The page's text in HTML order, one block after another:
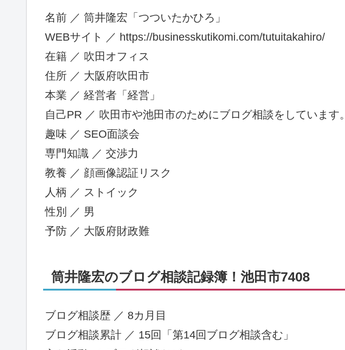
名前 ／ 筒井隆宏「つついたかひろ」
WEBサイト ／ https://businesskutikomi.com/tutuitakahiro/
在籍 ／ 吹田オフィス
住所 ／ 大阪府吹田市
本業 ／ 経営者「経営」
自己PR ／ 吹田市や池田市のためにブログ相談をしています。
趣味 ／ SEO面談会
専門知識 ／ 交渉力
教養 ／ 顔画像認証リスク
人柄 ／ ストイック
性別 ／ 男
予防 ／ 大阪府財政難
筒井隆宏のブログ相談記録簿！池田市7408
ブログ相談歴 ／ 8カ月目
ブログ相談累計 ／ 15回「第14回ブログ相談含む」